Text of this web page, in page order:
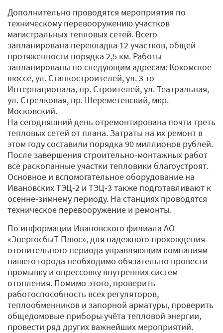
Дополнительно проводятся мероприятия по
техническому перевооружению участков
магистральных тепловых сетей. Всего
запланирована перекладка 12 участков, общей
протяженности порядка 2,5 км. Работы
запланированы по следующим адресам: Кохомское
шоссе, ул. Станкостроителей, ул. 3-го
Интернационала, пр. Строителей, ул. Театральная,
ул. Стрелковая, пр. Шереметевский, мкр.
Московский.
На сегодняшний день отремонтирована почти треть
тепловых сетей от плана. Затраты на их ремонт в
этом году составили порядка 90 миллионов рублей.
После завершения строительно-монтажных работ
все раскопанные участки тепловики благоустроят.
Основное и вспомогательное оборудование на
Ивановских ТЭЦ-2 и ТЭЦ-3 также подготавливают к
осенне-зимнему периоду. На станциях проводятся
техническое перевооружение и ремонты.
По информации Ивановского филиала АО
«ЭнергосбыТ Плюс», для надежного прохождения
отопительного периода управляющим компаниям
нашего города необходимо обязательно провести
промывку и опрессовку внутренних систем
отопления. Помимо этого, проверить
работоспособность всех регуляторов,
теплообменников и запорной арматуры, проверить
общедомовые приборы учёта тепловой энергии,
провести ряд других важнейших мероприятий.